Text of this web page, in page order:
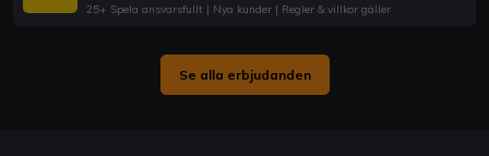
25+ Spela ansvarsfullt | Nya kunder | Regler & villkor gäller
Se alla erbjudanden